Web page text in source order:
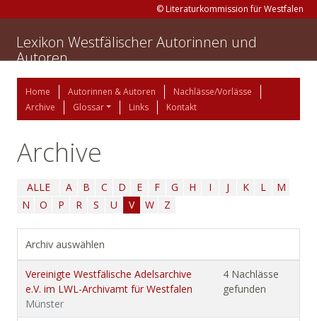
© Literaturkommission für Westfalen
Lexikon Westfälischer Autorinnen und
Autoren
Home Autorinnen & Autoren
Nachlässe/Vorlässe
Archive
Glossar Links Kontakt
Archive
ALLE A B C D E F G H I J K L
M
N
O P R S U V W Z
Archiv auswählen
Vereinigte Westfälische Adelsarchive
e.V. im LWL-Archivamt für Westfalen
Münster
4 Nachlässe
gefunden